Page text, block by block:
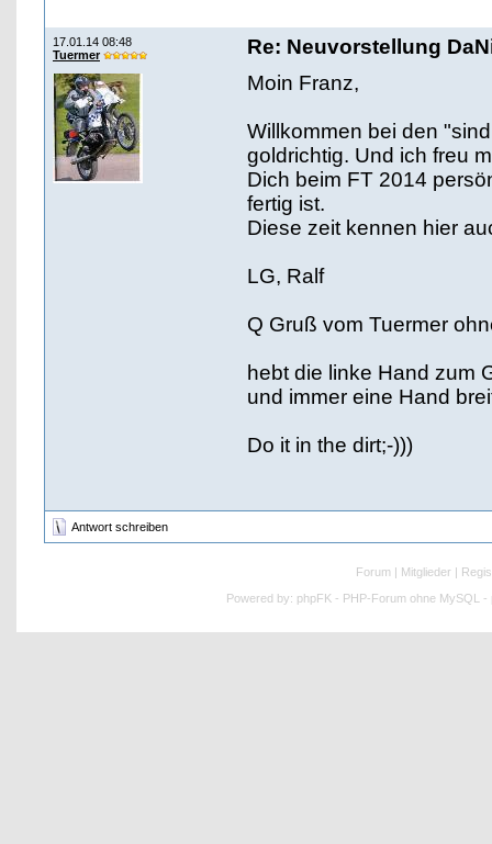
17.01.14 08:48
Tuermer
Re: Neuvorstellung
Moin Franz,
Willkommen bei den
goldrichtig. Und ich freu
Dich beim FT 2014
fertig ist.
Diese zeit kennen hier
LG, Ralf
Q Gruß vom Tuermer
hebt die linke Hand zum
und immer eine Hand
Do it in the dirt;-)))
Antwort schreiben
Forum | Mitglieder |
Powered by: phpFK - PHP-Forum ohne MySQL -